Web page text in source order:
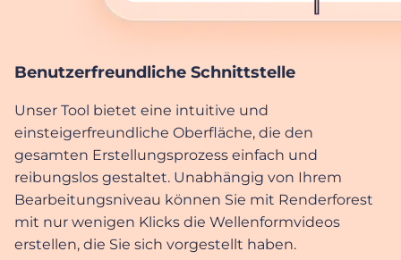
Benutzerfreundliche Schnittstelle
Unser Tool bietet eine intuitive und
einsteigerfreundliche Oberfläche, die den
gesamten Erstellungsprozess einfach und
reibungslos gestaltet. Unabhängig von Ihrem
Bearbeitungsniveau können Sie mit Renderforest
mit nur wenigen Klicks die Wellenformvideos
erstellen, die Sie sich vorgestellt haben.